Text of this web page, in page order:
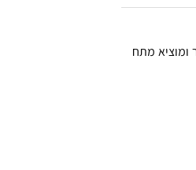
בקיר ומוציא מתח